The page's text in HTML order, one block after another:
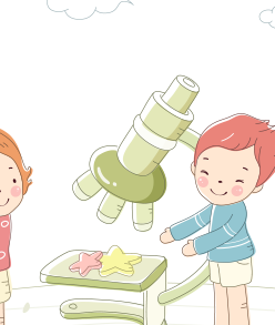
坊」
作坊」活動
心（國立羅
「115年度
學－國民中
推薦實施計
市政府LED
託播圖片
市政府LED
託播影（
委員會檔案
年「春遊
市政府家庭
4月課程資
譯－青少年
114學年度
講座「如何
法人中華國